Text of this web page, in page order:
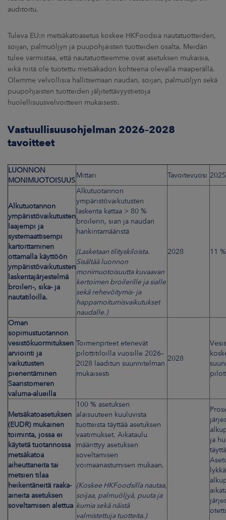
auditoitu.
Tuleva EU:n metsäkatoasetus koskee HKFoodsia nautatuotteiden,
soijan, palmuöljyn ja puupohjaisten tuotteiden osalta. Meidän
tulee varmistaa, että nautatuotteemme ovat asetuksen mukaisia,
eikä niitä ole tuotettu metsäkadon kohteena olevalla maaperällä.
Olemme velvollisia hallitsemaan naudan, soijan, palmuöljyn sekä
puupohjaisten tuotteiden jäljitettävyystietoja
huolellisuusvelvoitteen mukaisesti.
Vastuullisuusohjelman 2026–2028
tavoitteet
LUONNON
MONIMUOTOISUUS
Mittari Tavoitevuosi 2025
Alkutuotannon
ympäristövaikutusten
laajempi ja
systemaattisempi
kartoittaminen
ottamalla käyttöön
ympäristövaikutusten
laskentajärjestelmä
broileri-, sika- ja
nautatiloilla.
Alkutuotannon
ympäristövaikutusten
laskenta kattaa > 80 %
broilerin, sian ja naudan
hankintamääristä
(Lasketaan tilityskiloista.
Sisältääluonnon
monimuotoisuutta kuvaavan
kertoimen broilerille ja sialle
sekä rehevöitymis- ja
happamoitumisvaikutukset
naudalle.)
2028 11 %
Oman
sopimustuotannon
vesistökuormituksen
arviointi ja
vaikutusten
pienentäminen
Saaristomeren
valuma-alueilla
Toimenpiteet etenevät
pilottitiloilla vuosille 2026–
2028 laaditun suunnitelman
mukaisesti
2028
Metsäkatoasetuksen
(EUDR) mukainen
toiminta, jossa ei
käytetä tuotannossa
metsäkatoa
aiheuttaneita tai
metsien tilaa
heikentäneitä raaka-
aineita asetuksen
soveltamisen alettua
100 % asetuksen
alaisuuteen kuuluvista
tuotteista täyttää asetuksen
vaatimukset. Aikataulu
määrittyy asetuksen
soveltamisen
voimaanastumisen mukaan.
(Koskee HKFoodsillanautaa,
soijaa, palmuöljyä, puuta ja
kumia sekä näistä
valmistettuja tuotteita.)
ja